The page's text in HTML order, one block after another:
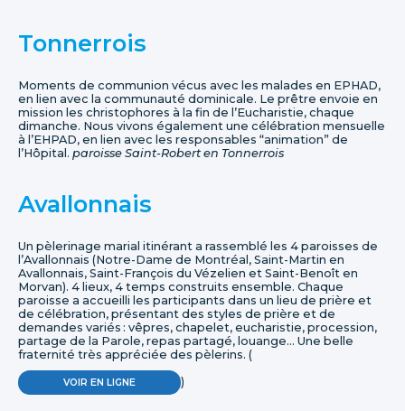
Tonnerrois
Moments de communion vécus avec les malades en EPHAD,
en lien avec la communauté dominicale. Le prêtre envoie en
mission les christophores à la fin de l’Eucharistie, chaque
dimanche. Nous vivons également une célébration mensuelle
à l’EHPAD, en lien avec les responsables “animation” de
l’Hôpital. paroisse Saint-Robert en Tonnerrois
Avallonnais
Un pèlerinage marial itinérant a rassemblé les 4 paroisses de
l’Avallonnais (Notre-Dame de Montréal, Saint-Martin en
Avallonnais, Saint-François du Vézelien et Saint-Benoît en
Morvan). 4 lieux, 4 temps construits ensemble. Chaque
paroisse a accueilli les participants dans un lieu de prière et
de célébration, présentant des styles de prière et de
demandes variés : vêpres, chapelet, eucharistie, procession,
partage de la Parole, repas partagé, louange… Une belle
fraternité très appréciée des pèlerins. (
VOIR EN LIGNE )